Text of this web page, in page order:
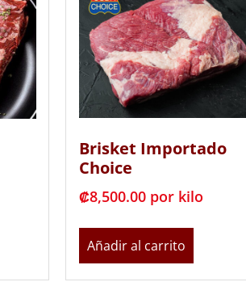
Brisket Importado
Choice
₡8,500.00 por kilo
Añadir al carrito